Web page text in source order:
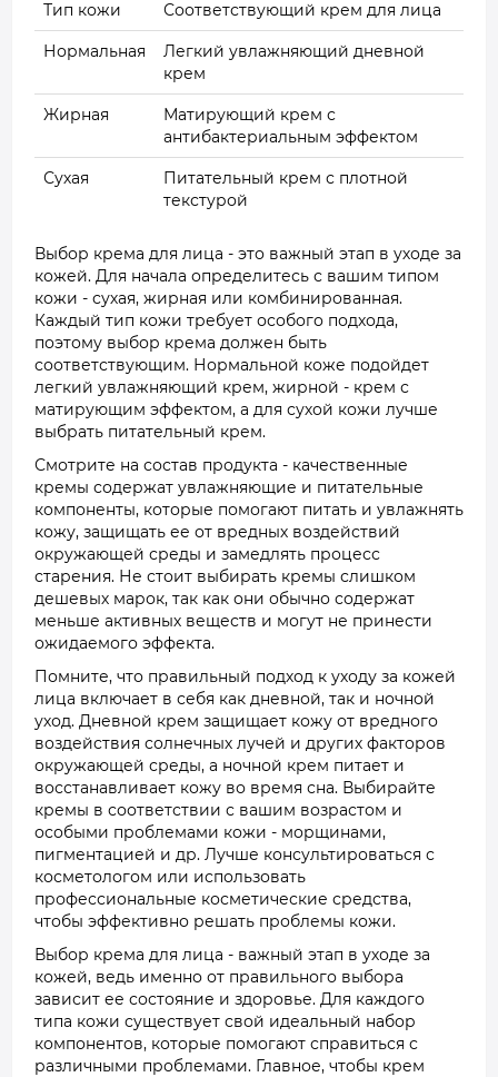
Тип кожи Соответствующий крем для лица
Нормальная
Легкий увлажняющий дневной
крем
Жирная
Матирующий крем с
антибактериальным эффектом
Сухая
Питательный крем с плотной
текстурой
Выбор крема для лица - это важный этап в уходе за
кожей. Для начала определитесь с вашим типом
кожи - сухая, жирная или комбинированная.
Каждый тип кожи требует особого подхода,
поэтому выбор крема должен быть
соответствующим. Нормальной коже подойдет
легкий увлажняющий крем, жирной - крем с
матирующим эффектом, а для сухой кожи лучше
выбрать питательный крем.
Смотрите на состав продукта - качественные
кремы содержат увлажняющие и питательные
компоненты, которые помогают питать и увлажнять
кожу, защищать ее от вредных воздействий
окружающей среды и замедлять процесс
старения. Не стоит выбирать кремы слишком
дешевых марок, так как они обычно содержат
меньше активных веществ и могут не принести
ожидаемого эффекта.
Помните, что правильный подход к уходу за кожей
лица включает в себя как дневной, так и ночной
уход. Дневной крем защищает кожу от вредного
воздействия солнечных лучей и других факторов
окружающей среды, а ночной крем питает и
восстанавливает кожу во время сна. Выбирайте
кремы в соответствии с вашим возрастом и
особыми проблемами кожи - морщинами,
пигментацией и др. Лучше консультироваться с
косметологом или использовать
профессиональные косметические средства,
чтобы эффективно решать проблемы кожи.
Выбор крема для лица - важный этап в уходе за
кожей, ведь именно от правильного выбора
зависит ее состояние и здоровье. Для каждого
типа кожи существует свой идеальный набор
компонентов, которые помогают справиться с
различными проблемами. Главное, чтобы крем